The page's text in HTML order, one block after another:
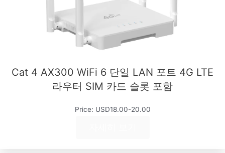
Cat 4 AX300 WiFi 6 단일 LAN 포트 4G LTE
라우터 SIM 카드 슬롯 포함
Price: USD18.00-20.00